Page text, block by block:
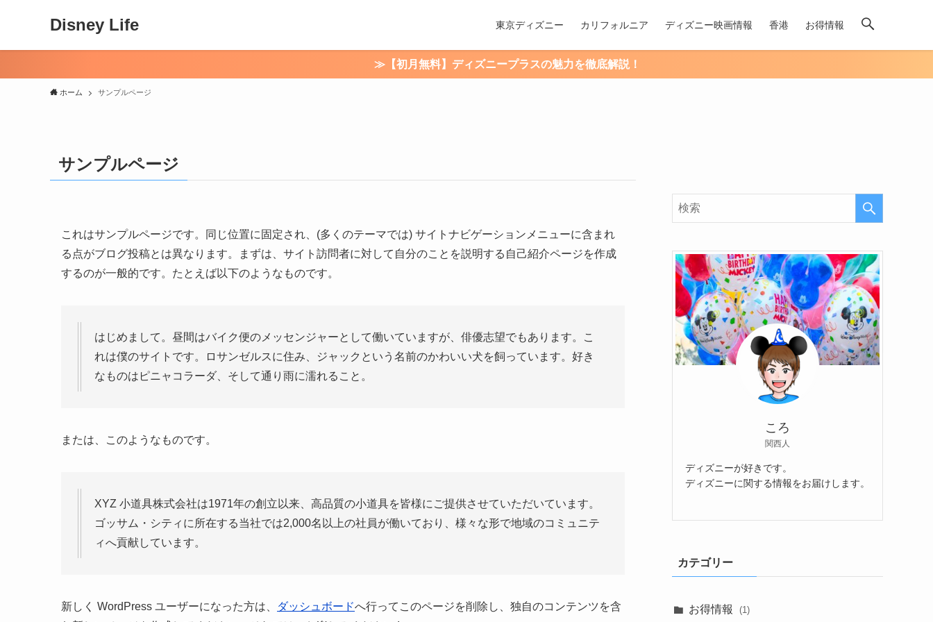
Disney Life 東京ディズニー カリフォルニア ディズニー映画情報 香港 お得情報
≫【初月無料】ディズニープラスの魅力を徹底解説！
ホーム サンプルページ
サンプルページ
これはサンプルページです。同じ位置に固定され、(多くのテーマでは) サイトナビゲーションメニューに含まれ
る点がブログ投稿とは異なります。まずは、サイト訪問者に対して自分のことを説明する自己紹介ページを作成
するのが一般的です。たとえば以下のようなものです。
はじめまして。昼間はバイク便のメッセンジャーとして働いていますが、俳優志望でもあります。こ
れは僕のサイトです。ロサンゼルスに住み、ジャックという名前のかわいい犬を飼っています。好き
なものはピニャコラーダ、そして通り雨に濡れること。
または、このようなものです。
XYZ 小道具株式会社は1971年の創立以来、高品質の小道具を皆様にご提供させていただいています。
ゴッサム・シティに所在する当社では2,000名以上の社員が働いており、様々な形で地域のコミュニテ
ィへ貢献しています。
新しく WordPress ユーザーになった方は、 ダッシュボードへ行ってこのページを削除し、独自のコンテンツを含
ころ
関西人
ディズニーが好きです。
ディズニーに関する情報をお届けします。
カテゴリー
お得情報 (1)